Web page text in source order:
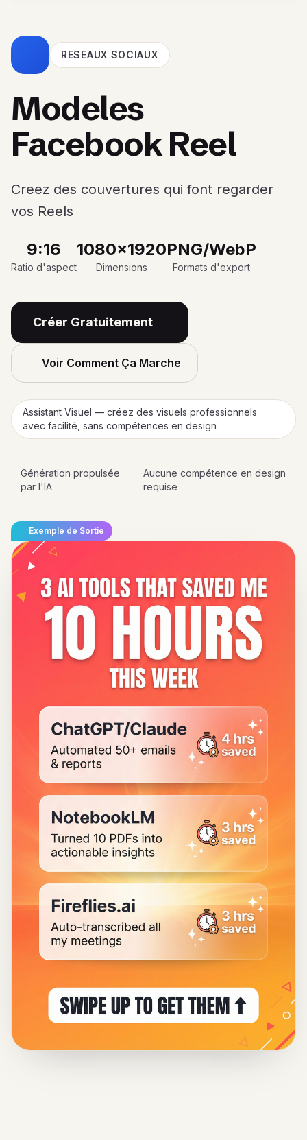
RESEAUX SOCIAUX
Modeles
Facebook Reel
Creez des couvertures qui font regarder
vos Reels
9:16
Ratio d'aspect
1080x1920
Dimensions
PNG/WebP
Formats d'export
Créer Gratuitement
Voir Comment Ça Marche
Assistant Visuel — créez des visuels professionnels
avec facilité, sans compétences en design
Génération propulsée
par l'IA
Aucune compétence en design
requise
Exemple de Sortie